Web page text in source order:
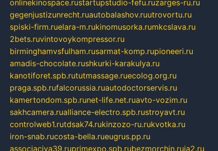
onlinekinospace.rustartupstudio-fefu.ruzarges-ru.ru
gegenjustizunrecht.ruautobalashov.ruutrovortu.ru
spiski-firm.ruelara-m.rukinomusorka.rumkcslava.ru
2bets.ruvintovoykompressor.ru
birminghamvsfulham.rusarmat-komp.rupioneeri.ru
amadis-chocolate.rushkurki-karakulya.ru
kanotiforet.spb.rututmassage.ruecolog.org.ru
praga.spb.rufalcorussia.ruautodoctorservis.ru
kamertondom.spb.runet-life.net.ruavto-vozim.ru
sakhcamera.rualliance-electro.spb.rustroyavt.ru
controlweb1.rutdsak74.rukinzozo-ru.rukvotka.ru
iron-snab.rucosta-bella.rueugrus.pp.ru
associaciya39.ruprimexpo.spb.rubezmorchin.ruia2.ru